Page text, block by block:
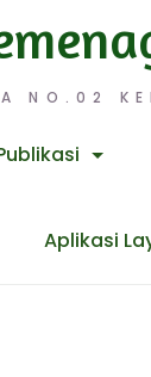
NO.02
Aplikasi